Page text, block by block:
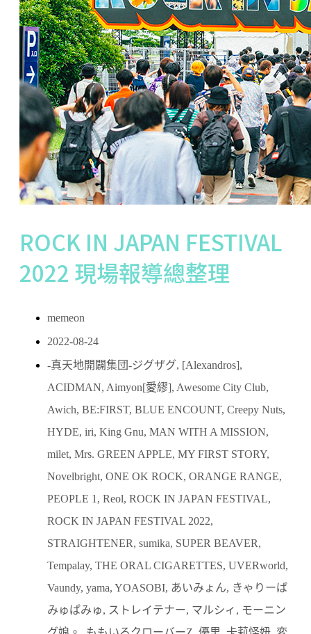
ROCK IN JAPAN FESTIVAL
2022 現場報導總整理
memeon
2022-08-24
-真天地開闢集団-ジグザグ, [Alexandros],
ACIDMAN, Aimyon[愛繆], Awesome City Club,
Awich, BE:FIRST, BLUE ENCOUNT, Creepy Nuts,
HYDE, iri, King Gnu, MAN WITH A MISSION,
milet, Mrs. GREEN APPLE, MY FIRST STORY,
Novelbright, ONE OK ROCK, ORANGE RANGE,
PEOPLE 1 , Reol, ROCK IN JAPAN FESTIVAL,
ROCK IN JAPAN FESTIVAL 2022,
STRAIGHTENER, sumika, SUPER BEAVER,
Tempalay, THE ORAL CIGARETTES, UVERworld,
Vaundy, yama, YOASOBI, あいみょん, きゃりーぱ
みゅぱみゅ, ストレイテナー, マルシィ , モーニン